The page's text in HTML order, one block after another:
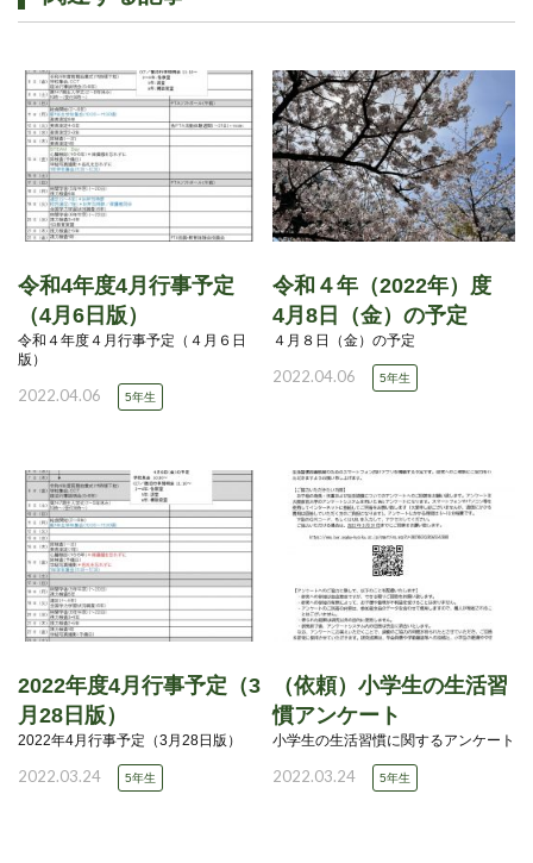
令和4年度4月行事予定
（4月6日版）
令和４年度４月行事予定（４月６日
版）
2022.04.06 5年生
令和４年（2022年）度
4月8日（金）の予定
４月８日（金）の予定
2022.04.06 5年生
2022年度4月行事予定（3
月28日版）
2022年4月行事予定（3月28日版）
2022.03.24 5年生
（依頼）小学生の生活習
慣アンケート
小学生の生活習慣に関するアンケート
2022.03.24 5年生